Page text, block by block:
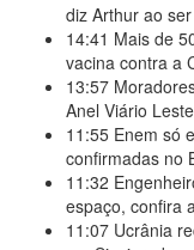
diz Arthur ao
14:41 Mais de
vacina contra a
13:57
Anel Viário Leste
11:55 Enem só
confirmadas no
11:32
espaço, confira
11:07 Ucrânia